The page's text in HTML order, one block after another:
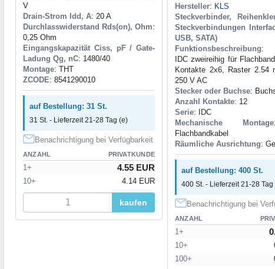
V
Drain-Strom Idd, A: 20 A
Durchlasswiderstand Rds(on), Ohm:
0,25 Ohm
Eingangskapazität Ciss, pF / Gate-
Ladung Qg, nC: 1480/40
Montage: THT
ZCODE: 8541290010
auf Bestellung: 31 St.
31 St. - Lieferzeit 21-28 Tag (e)
Benachrichtigung bei Verfügbarkeit
ANZAHL PRIVATKUNDE
1+ 4.55 EUR
10+ 4.14 EUR
kaufen
Hersteller: KLS
Steckverbinder,
Steckverbindungen
USB, SATA)
Funktionsbeschreibung:
IDC zweireihig für
Kontakte 2x6, Raster 2.54
250 V AC
Stecker oder Buchse:
Anzahl Kontakte: 12
Serie: IDC
Mechanische Montage
Flachbandkabel
Räumliche Ausrichtung:
auf Bestellung: 400 St.
400 St. - Lieferzeit 21-28 Tag
Benachrichtigung bei
ANZAHL
1+
10+
100+